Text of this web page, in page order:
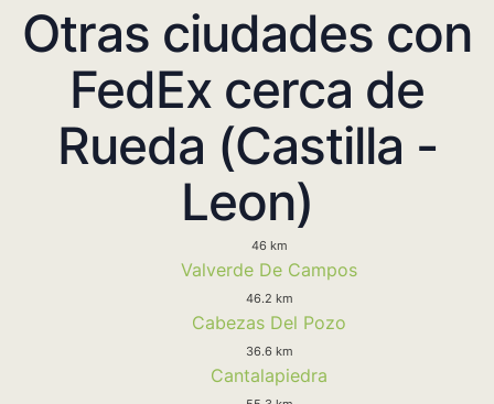
Otras ciudades con
FedEx cerca de
Rueda (Castilla -
Leon)
46 km
Valverde De Campos
46.2 km
Cabezas Del Pozo
36.6 km
Cantalapiedra